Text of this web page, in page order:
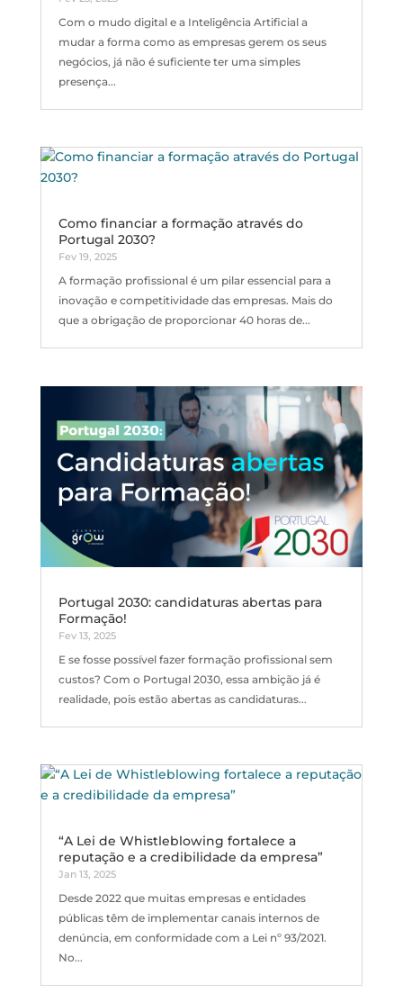
Com o mudo digital e a Inteligência Artificial a
mudar a forma como as empresas gerem os seus
negócios, já não é suficiente ter uma simples
presença...
Como financiar a formação através do
Portugal 2030?
Fev 19, 2025
A formação profissional é um pilar essencial para a
inovação e competitividade das empresas. Mais do
que a obrigação de proporcionar 40 horas de...
Portugal 2030: candidaturas abertas para
Formação!
Fev 13, 2025
E se fosse possível fazer formação profissional sem
custos? Com o Portugal 2030, essa ambição já é
realidade, pois estão abertas as candidaturas...
“A Lei de Whistleblowing fortalece a
reputação e a credibilidade da empresa”
Jan 13, 2025
Desde 2022 que muitas empresas e entidades
públicas têm de implementar canais internos de
denúncia, em conformidade com a Lei nº 93/2021.
No...